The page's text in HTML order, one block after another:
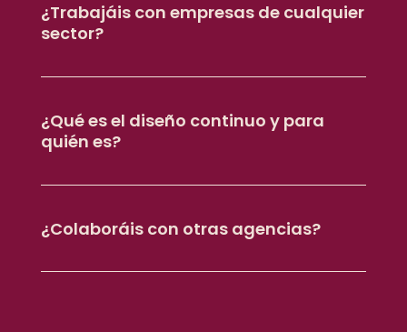
¿Trabajáis con empresas de cualquier
sector?
¿Qué es el diseño continuo y para
quién es?
¿Colaboráis con otras agencias?